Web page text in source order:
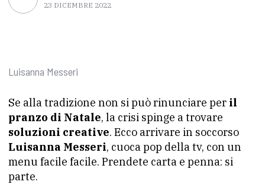
23 DICEMBRE 2022
Luisanna Messeri
Se alla tradizione non si può rinunciare per il
pranzo di Natale, la crisi spinge a trovare
soluzioni creative. Ecco arrivare in soccorso
Luisanna Messeri, cuoca pop della tv, con un
menu facile facile. Prendete carta e penna: si
parte.